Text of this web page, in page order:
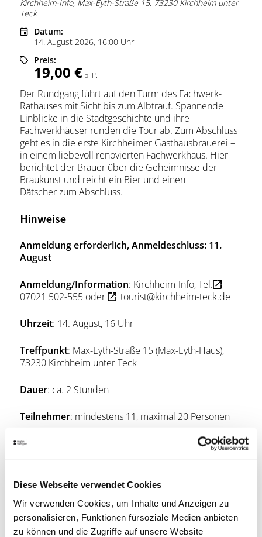
Diese Webseite verwendet Cookies
Wir verwenden Cookies, um Inhalte und Anzeigen zu
personalisieren, Funktionen fürsoziale Medien anbieten
zu können und die Zugriffe auf unsere Website
Kirchheim-Info, Max-Eyth-Straße 15, 73230 Kirchheim unter
Teck
Datum:
14. August 2026, 16:00 Uhr
Preis:
19,00 € p. P.
Der Rundgang führt auf den Turm des Fachwerk-
Rathauses mit Sicht bis zum Albtrauf. Spannende
Einblicke in die Stadtgeschichte und ihre
Fachwerkhäuser runden die Tour ab. Zum Abschluss
geht es in die erste Kirchheimer Gasthausbrauerei –
in einem liebevoll renovierten Fachwerkhaus. Hier
berichtet der Brauer über die Geheimnisse der
Braukunst und reicht ein Bier und einen
Dätscher zum Abschluss.
Hinweise
Anmeldung erforderlich, Anmeldeschluss: 11.
August
Anmeldung/Information: Kirchheim-Info, Tel.
07021 502-555oder tourist@kirchheim-teck.de
Uhrzeit: 14. August, 16 Uhr
Treffpunkt: Max-Eyth-Straße 15 (Max-Eyth-Haus),
73230 Kirchheim unter Teck
Dauer: ca. 2 Stunden
Teilnehmer: mindestens 11, maximal 20 Personen
Preis
Leistungen:
Preis inkl. kleines Bier und ein Dätscher